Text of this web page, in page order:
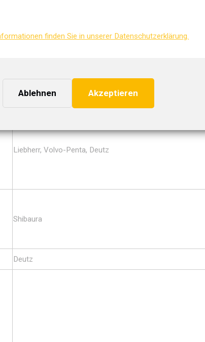
finden Sie in unserer Datenschutzerklärung.
Ablehnen Akzeptieren
– und in den meisten Fällen überflüssig.
die in der Regel auf
erhältlich, insbesondere für Pkw und
Liebherr, Volvo-Penta, Deutz
Shibaura
Deutz